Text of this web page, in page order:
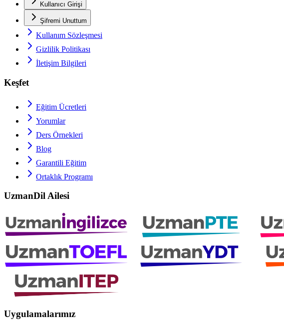
Kullanıcı Girişi
Şifremi Unuttum
Kullanım Sözleşmesi
Gizlilik Politikası
İletişim Bilgileri
Keşfet
Eğitim Ücretleri
Yorumlar
Ders Örnekleri
Blog
Garantili Eğitim
Ortaklık Programı
UzmanDil Ailesi
Uygulamalarımız